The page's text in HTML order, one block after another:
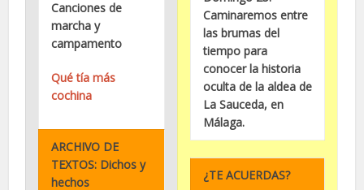
Canciones de
marcha y
campamento
Qué tía más
cochina
ARCHIVO DE
TEXTOS: Dichos y
hechos
Caminaremos entre
las brumas del
tiempo para
conocer la historia
oculta de la aldea de
La Sauceda, en
Málaga.
¿TE ACUERDAS?